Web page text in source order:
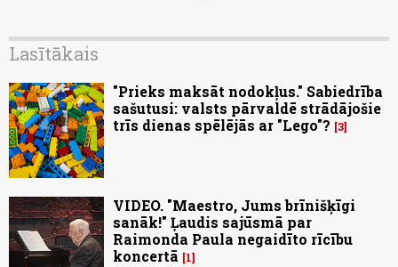
Lasītākais
"Prieks maksāt nodokļus." Sabiedrība
sašutusi: valsts pārvaldē strādājošie
trīs dienas spēlējās ar "Lego"? 3
VIDEO. "Maestro, Jums brīnišķīgi
sanāk!" Ļaudis sajūsmā par
Raimonda Paula negaidīto rīcību
koncertā
1